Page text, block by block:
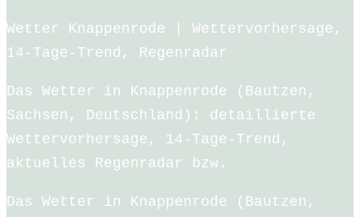
Wetter Knappenrode | Wettervorhersage,
14-Tage-Trend, Regenradar
Das Wetter in Knappenrode (Bautzen,
Sachsen, Deutschland): detaillierte
Wettervorhersage, 14-Tage-Trend,
aktuelles Regenradar bzw.
Das Wetter in Knappenrode (Bautzen,